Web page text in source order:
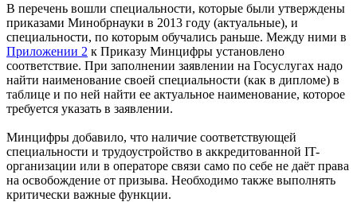
В перечень вошли специальности, которые были утверждены
приказами Минобрнауки в 2013 году (актуальные), и
специальности, по которым обучались раньше. Между ними в
Приложении 2 к Приказу Минцифры установлено
соответствие. При заполнении заявлении на Госуслугах надо
найти наименование своей специальности (как в дипломе) в
таблице и по ней найти ее актуальное наименование, которое
требуется указать в заявлении.
Минцифры добавило, что наличие соответствующей
специальности и трудоустройство в аккредитованной IT-
организации или в операторе связи само по себе не даёт права
на освобождение от призыва. Необходимо также выполнять
критически важные функции.